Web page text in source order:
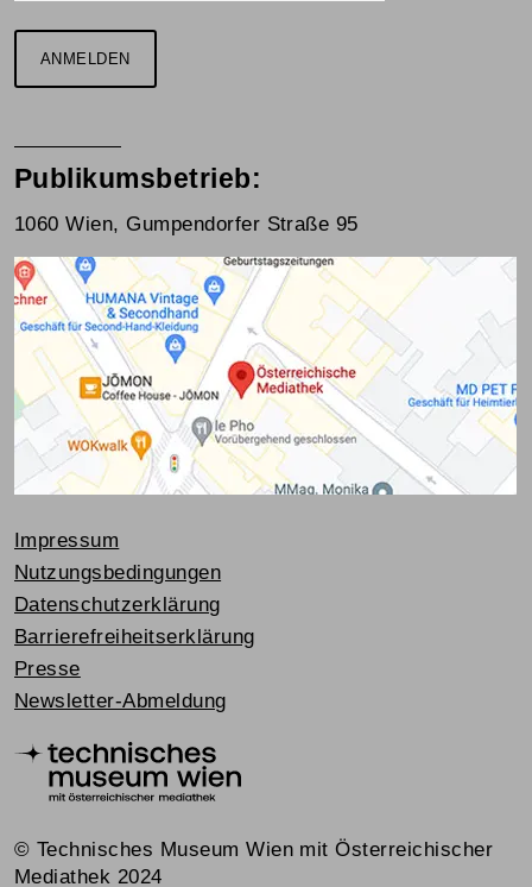
ANMELDEN
Publikumsbetrieb:
1060 Wien, Gumpendorfer Straße 95
Impressum
Nutzungsbedingungen
Datenschutzerklärung
Barrierefreiheitserklärung
Presse
Newsletter-Abmeldung
© Technisches Museum Wien mit Österreichischer
Mediathek 2024